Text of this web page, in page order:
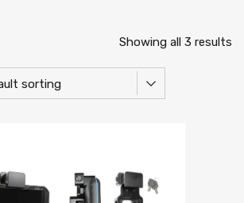
Showing all 3 results